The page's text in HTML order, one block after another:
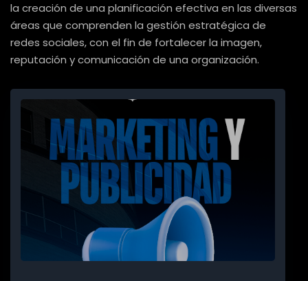
la creación de una planificación efectiva en las diversas
áreas que comprenden la gestión estratégica de
redes sociales, con el fin de fortalecer la imagen,
reputación y comunicación de una organización.